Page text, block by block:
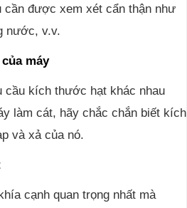
cần được xem xét cẩn thận như
nước, v.v.
máy
cầu kích thước hạt khác nhau
làm cát, hãy chắc chắn biết kích
và xả của nó.
cạnh quan trọng nhất mà